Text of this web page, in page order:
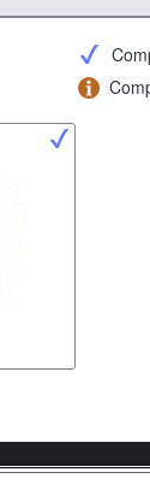
Sony